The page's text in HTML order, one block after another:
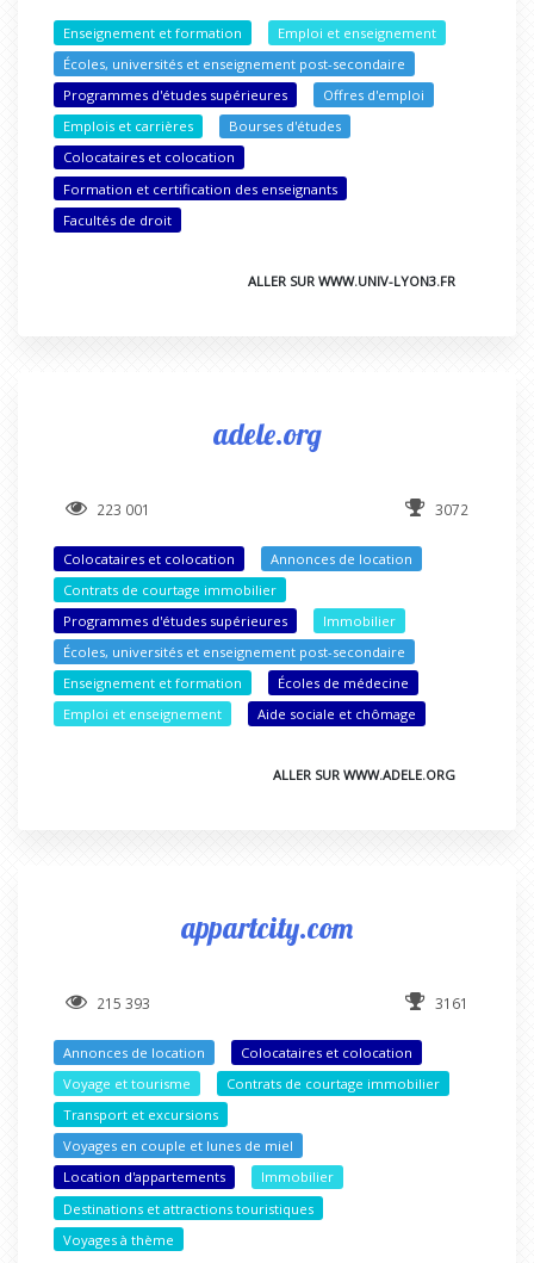
Enseignement et formation
Emploi et enseignement
Écoles, universités et enseignement post-secondaire
Programmes d'études supérieures
Offres d'emploi
Emplois et carrières
Bourses d'études
Colocataires et colocation
Formation et certification des enseignants
Facultés de droit
ALLER SUR WWW.UNIV-LYON3.FR
adele.org
223 001 3072
Colocataires et colocation
Annonces de location
Contrats de courtage immobilier
Programmes d'études supérieures
Immobilier
Écoles, universités et enseignement post-secondaire
Enseignement et formation
Écoles de médecine
Emploi et enseignement
Aide sociale et chômage
ALLER SUR WWW.ADELE.ORG
appartcity.com
215 393 3161
Annonces de location
Colocataires et colocation
Voyage et tourisme
Contrats de courtage immobilier
Transport et excursions
Voyages en couple et lunes de miel
Location d'appartements
Immobilier
Destinations et attractions touristiques
Voyages à thème